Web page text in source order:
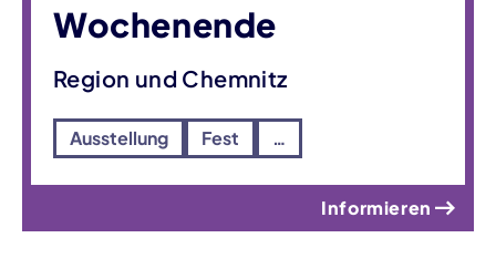
Wochenende
Region und Chemnitz
Ausstellung Fest …
Informieren